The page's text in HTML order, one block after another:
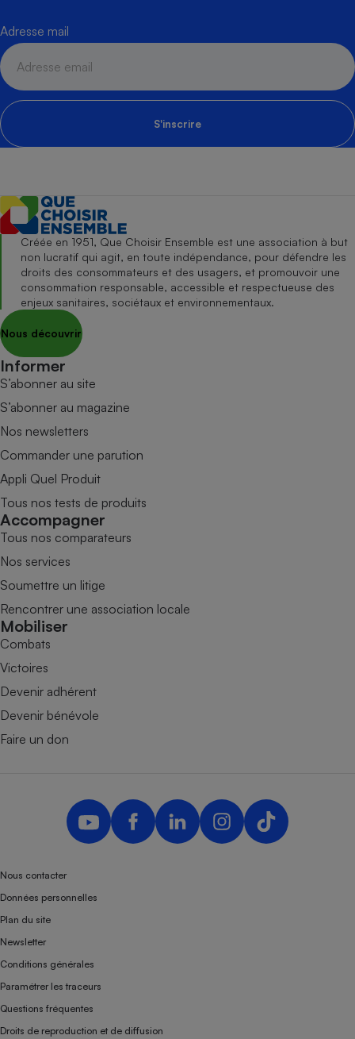
Adresse mail
S'inscrire
Créée en 1951, Que Choisir Ensemble est une association à but
non lucratif qui agit, en toute indépendance, pour défendre les
droits des consommateurs et des usagers, et promouvoir une
consommation responsable, accessible et respectueuse des
enjeux sanitaires, sociétaux et environnementaux.
Nous découvrir
Informer
S’abonner au site
S’abonner au magazine
Nos newsletters
Commander une parution
Appli Quel Produit
Tous nos tests de produits
Accompagner
Tous nos comparateurs
Nos services
Soumettre un litige
Rencontrer une association locale
Mobiliser
Combats
Victoires
Devenir adhérent
Devenir bénévole
Faire un don
Nous contacter
Données personnelles
Plan du site
Newsletter
Conditions générales
Paramétrer les traceurs
Questions fréquentes
Droits de reproduction et de diffusion